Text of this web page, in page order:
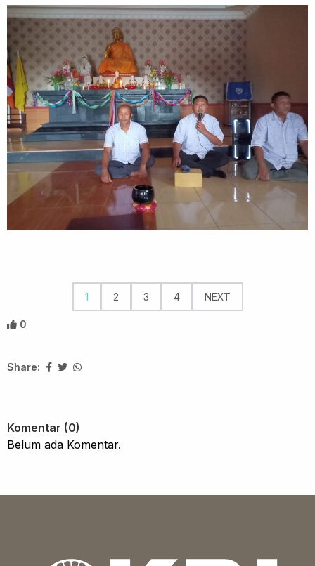
1 2 3 4 NEXT
0
Share:
Komentar (0)
Belum ada Komentar.